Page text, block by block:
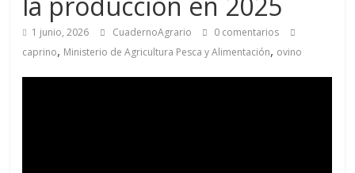
1 junio, 2026 CuadernoAgrario
0 comentarios
caprino, Ministerio de Agricultura Pesca y Alimentación, ovino